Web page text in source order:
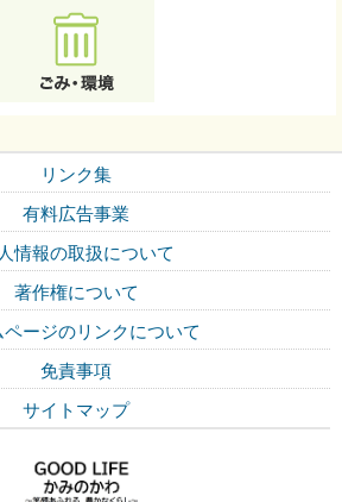
リンク集
有料広告事業
情報の取扱について
著作権について
ページのリンクについて
免責事項
サイトマップ